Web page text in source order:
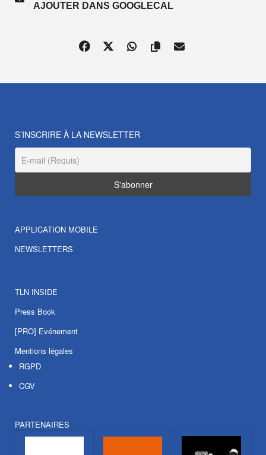
AJOUTER DANS GOOGLECAL
S’INSCRIRE À LA NEWSLETTER
APPLICATION MOBILE
NEWSLETTERS
TLN INSIDE
Press Book
[PRO] Evénement
Mentions légales
RGPD
CGV
PARTENAIRES